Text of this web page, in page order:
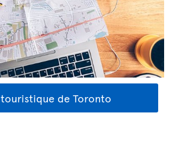
de Toronto